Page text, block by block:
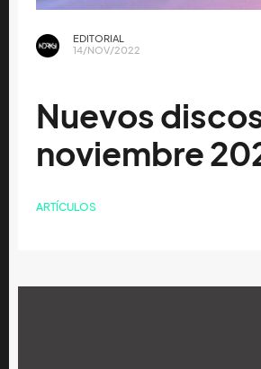
EDITORIAL
14/NOV/2022
Nuevos
noviembre
ARTÍCULOS